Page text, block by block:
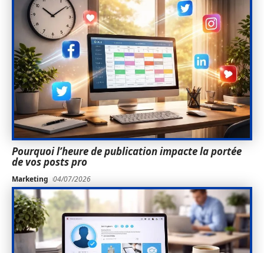
Pourquoi l’heure de publication impacte la portée
de vos posts pro
Marketing 04/07/2026